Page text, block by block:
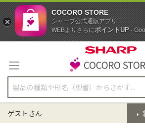
テ
ン
ツ
に
ス
キ
ッ
ゲストさん
COCORO STORE
シャープ公式通販アプリ
WEBよりさらにポイントUP-